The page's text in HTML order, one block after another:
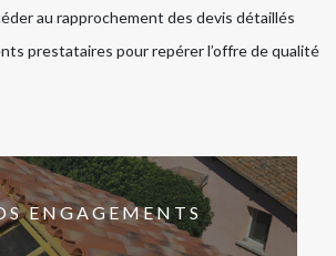
au rapprochement des devis détaillés
prestataires pour repérer l’offre de qualité
ENGAGEMENTS